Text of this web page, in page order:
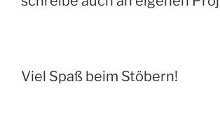
Viel Spaß beim Stöbern!